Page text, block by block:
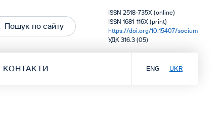
Пошук по сайту
ISSN 2518-735X (online)
ISSN 1681-116X (print)
https://doi.org/10.15407/socium
УДК 316.3 (05)
КОНТАКТИ ENG UKR